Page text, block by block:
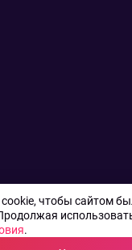
чтобы сайтом
.